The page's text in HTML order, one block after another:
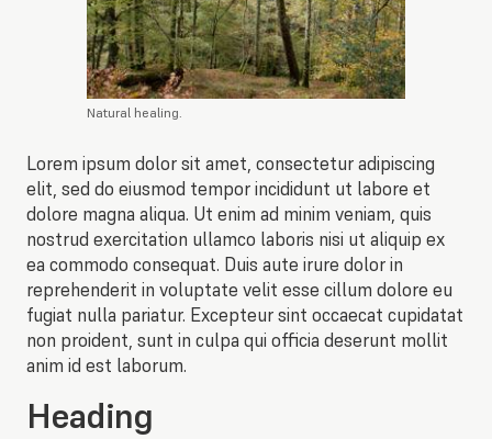
Natural healing.
Lorem ipsum dolor sit amet, consectetur adipiscing
elit, sed do eiusmod tempor incididunt ut labore et
dolore magna aliqua. Ut enim ad minim veniam, quis
nostrud exercitation ullamco laboris nisi ut aliquip ex
ea commodo consequat. Duis aute irure dolor in
reprehenderit in voluptate velit esse cillum dolore eu
fugiat nulla pariatur. Excepteur sint occaecat cupidatat
non proident, sunt in culpa qui officia deserunt mollit
anim id est laborum.
Heading